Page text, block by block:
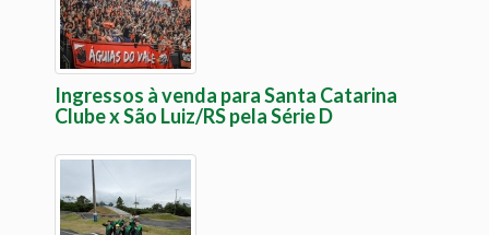
Ingressos à venda para Santa Catarina
Clube x São Luiz/RS pela Série D